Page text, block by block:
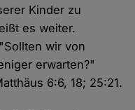
Kinder zu
es weiter.
wir von
erwarten?"
6:6, 18; 25:21.